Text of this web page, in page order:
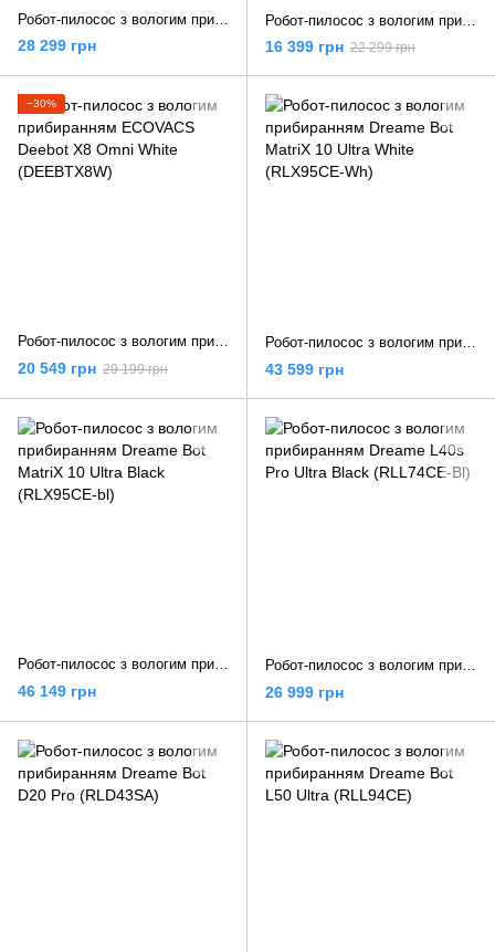
28 299 грн 16 399 грн 22 299 грн
−30%
Робот-пилосос з вологим прибиранням ECOVACS Deebot X8 Omni White (DEEBTX8W)
20 549 грн 29 199 грн
Робот-пилосос з вологим прибиранням Dreame Bot MatriX 10 Ultra White (RLX95CE-Wh)
43 599 грн
46 149 грн 26 999 грн